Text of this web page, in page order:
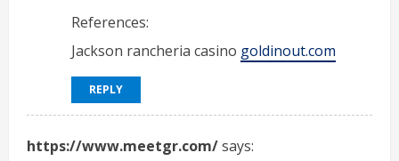
References:
Jackson rancheria casino goldinout.com
REPLY
https://www.meetgr.com/says: